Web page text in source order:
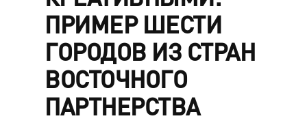
ПРИМЕР ШЕСТИ
ГОРОДОВ ИЗ СТРАН
ВОСТОЧНОГО
ПАРТНЕРСТВА